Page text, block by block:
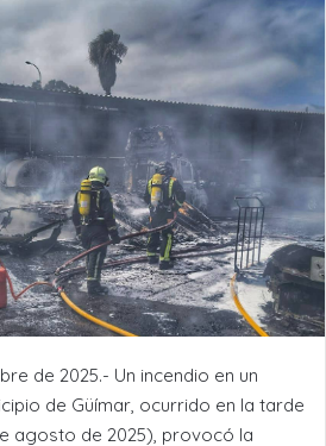
de 2025.- Un incendio en un
de Güímar, ocurrido en la tarde
agosto de 2025), provocó la